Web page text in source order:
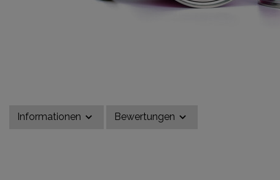
Informationen Bewertungen